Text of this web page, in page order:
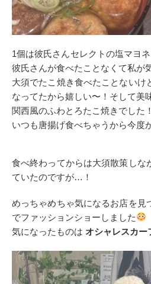
1個は彼氏さんセレクトの塩マヨ
彼氏さんが食べたことなくて私が
大須でたこ焼き食べたことないけ
なってたから嬉しい〜！そして美
関西風のふわとろたこ焼きでした
いつも唐揚げ食べちゃうから今度
食べ終わってからは大須散策しな
ていたのですが…！
めっちゃめちゃ気になるお店を見
でファッションショーしました
気になったものは オシャレスカー